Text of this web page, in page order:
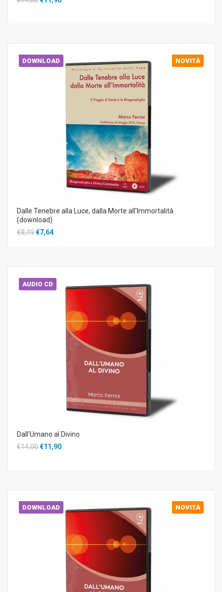
DOWNLOAD NOVITÀ
Dalle Tenebre alla Luce, dalla Morte all'Immortalità
(download)
€8,49€7,64
AUDIO CD
Dall'Umano al Divino
€14,00€11,90
DOWNLOAD NOVITÀ